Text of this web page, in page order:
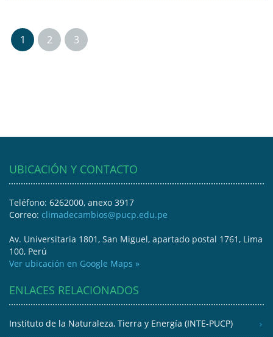
1 2 3
UBICACIÓN Y CONTACTO
Teléfono: 6262000, anexo 3917
Correo: climadecambios@pucp.edu.pe
Av. Universitaria 1801, San Miguel, apartado postal 1761, Lima
100, Perú
Ver ubicación en Google Maps »
ENLACES RELACIONADOS
Instituto de la Naturaleza, Tierra y Energía (INTE-PUCP)